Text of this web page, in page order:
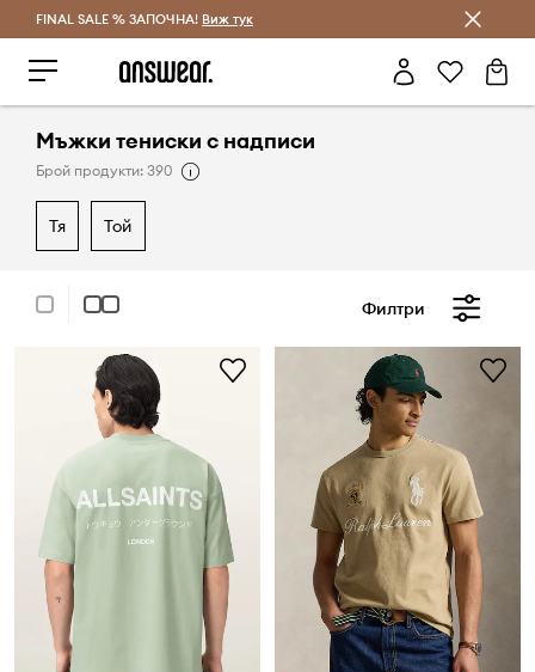
Спестявай с Answear Club
FINAL SALE % ЗАПОЧНА! Виж тук
Мъжки тениски с надписи
Брой продукти: 390
тя той
Филтри